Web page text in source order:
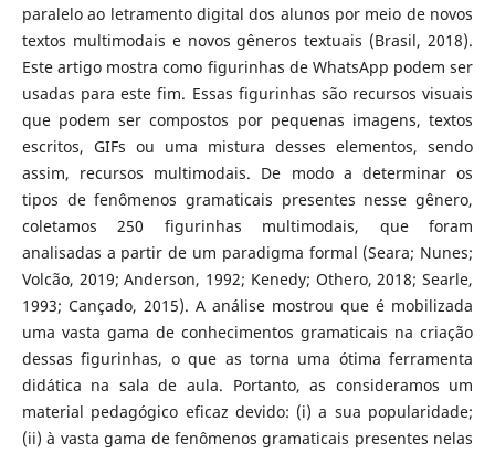
paralelo ao letramento digital dos alunos por meio de novos
textos multimodais e novos gêneros textuais (Brasil, 2018).
Este artigo mostra como figurinhas de WhatsApp podem ser
usadas para este fim. Essas figurinhas são recursos visuais
que podem ser compostos por pequenas imagens, textos
escritos, GIFs ou uma mistura desses elementos, sendo
assim, recursos multimodais. De modo a determinar os
tipos de fenômenos gramaticais presentes nesse gênero,
coletamos 250 figurinhas multimodais, que foram
analisadas a partir de um paradigma formal (Seara; Nunes;
Volcão, 2019; Anderson, 1992; Kenedy; Othero, 2018; Searle,
1993; Cançado, 2015). A análise mostrou que é mobilizada
uma vasta gama de conhecimentos gramaticais na criação
dessas figurinhas, o que as torna uma ótima ferramenta
didática na sala de aula. Portanto, as consideramos um
material pedagógico eficaz devido: (i) a sua popularidade;
(ii) à vasta gama de fenômenos gramaticais presentes nelas